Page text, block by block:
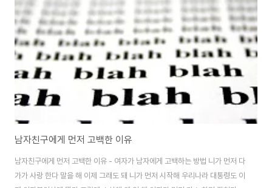
다. "우리 오늘 만난 지 900일이거든?" 예상대로 라면 이쯤 되면 남자친구가
미안해 해야 하는 게 정상인데, 끝까지 당당한 남자친구. "아니야. 버섯...
남자친구에게 먼저 고백한 이유
남자친구에게 먼저 고백한 이유 - 여자가 남자에게 고백하는 방법 니가 먼저 다
가가 사랑 한다 말을 해 이제 그래도 돼 니가 먼저 시작해 우리나라 대통령도 이